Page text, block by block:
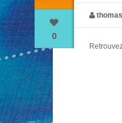
0
thomas